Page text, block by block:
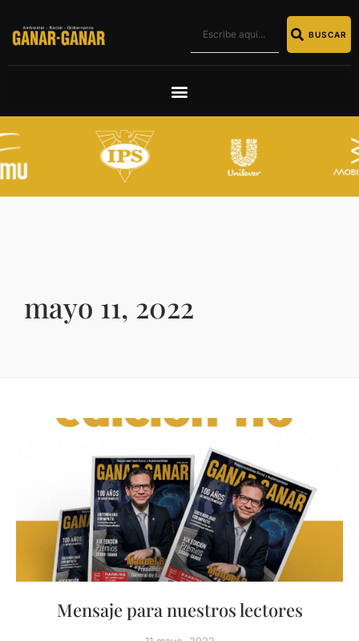
BUSCAR
mayo 11, 2022
Mensaje para nuestros lectores